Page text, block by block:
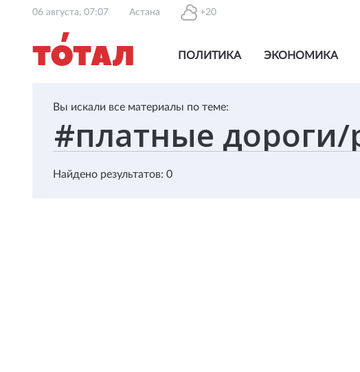
06 августа, 07:07 Астана +20
ПОЛИТИКА ЭКОНОМИКА
Вы искали все материалы по теме:
Найдено результатов: 0